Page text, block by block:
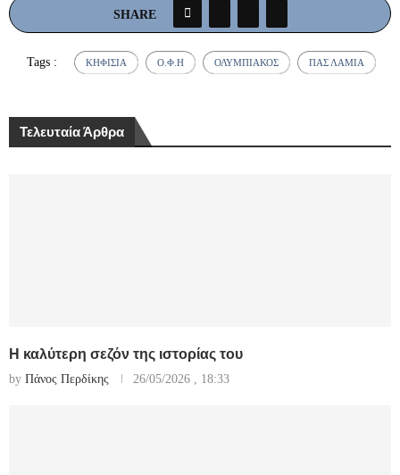
SHARE
Tags : ΚΗΦΙΣΙΆ Ο.Φ.Η ΟΛΥΜΠΙΑΚΌΣ ΠΑΣ ΛΑΜΊΑ
Τελευταία Άρθρα
Η καλύτερη σεζόν της ιστορίας του
by Πάνος Περδίκης 26/05/2026 , 18:33